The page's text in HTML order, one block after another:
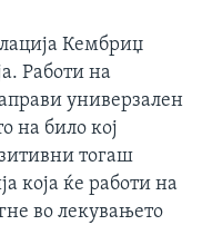
Кембриџ
Работи на
универзален
на било кој
тогаш
која ќе работи на
во лекувањето